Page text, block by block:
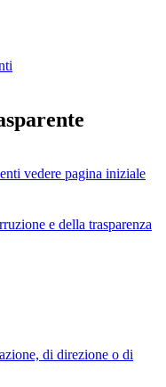
vedere pagina iniziale
e della trasparenza
di direzione o di